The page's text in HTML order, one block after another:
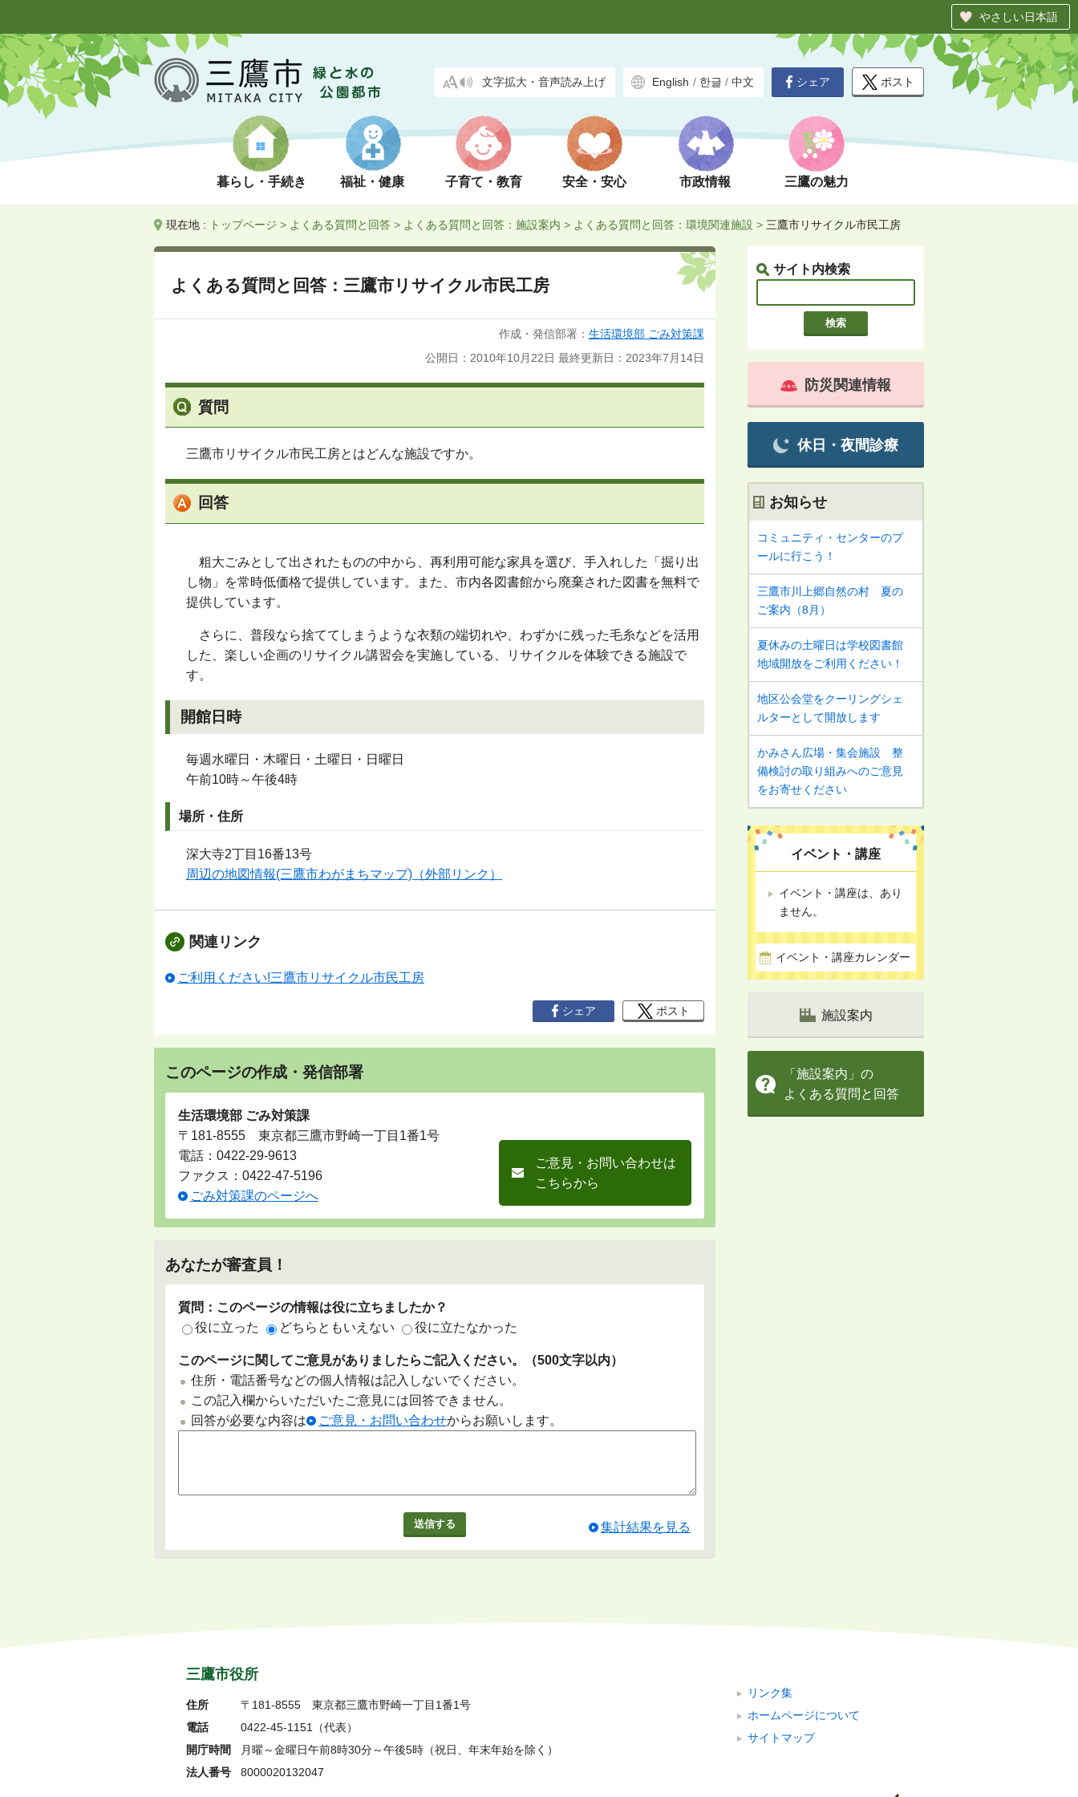
やさしい日本語
文字拡大・音声読み上げ English / 한글 / 中文
暮らし・手続き 福祉・健康 子育て・教育 安全・安心 市政情報 三鷹の魅力
シェア ポスト
現在地 : トップページ > よくある質問と回答 > よくある質問と回答：施設案内 > よくある質問と回答：環境関連施設 > 三鷹市リサイクル市民工房
サイト内検索
よくある質問と回答：三鷹市リサイクル市民工房
作成・発信部署： 生活環境部 ごみ対策課
公開日：2010年10月22日 最終更新日：2023年7月14日
質問
三鷹市リサイクル市民工房とはどんな施設ですか。
回答
粗大ごみとして出されたものの中から、再利用可能な家具を選び、手入れした「掘り出
し物」を常時低価格で提供しています。また、市内各図書館から廃棄された図書を無料で
提供しています。
さらに、普段なら捨ててしまうような衣類の端切れや、わずかに残った毛糸などを活用
した、楽しい企画のリサイクル講習会を実施している、リサイクルを体験できる施設で
す。
開館日時
毎週水曜日・木曜日・土曜日・日曜日
午前10時～午後4時
場所・住所
深大寺2丁目16番13号
周辺の地図情報(三鷹市わがまちマップ)（外部リンク）
関連リンク
ご利用ください!三鷹市リサイクル市民工房
シェア ポスト
このページの作成・発信部署
生活環境部 ごみ対策課
〒181-8555 東京都三鷹市野崎一丁目1番1号
電話： 0422-29-9613
ファクス：0422-47-5196
ごみ対策課のページへ
ご意見・お問い合わせは
こちらから
あなたが審査員！
質問：このページの情報は役に立ちましたか？
役に立った
どちらともいえない 役に立たなかった
このページに関してご意見がありましたらご記入ください。（500文字以内）
住所・電話番号などの個人情報は記入しないでください。
この記入欄からいただいたご意見には回答できません。
回答が必要な内容は
ご意見・お問い合わせからお願いします。
集計結果を見る
防災関連情報
休日・夜間診療
お知らせ
コミュニティ・センターのプ
ールに行こう！
三鷹市川上郷自然の村 夏の
ご案内（8月）
夏休みの土曜日は学校図書館
地域開放をご利用ください！
地区公会堂をクーリングシェ
ルターとして開放します
かみさん広場・集会施設 整
備検討の取り組みへのご意見
をお寄せください
イベント・講座
イベント・講座は、あり
ません。
イベント・講座カレンダー
施設案内
「施設案内」の
よくある質問と回答
リンク集
ホームページについて
サイトマップ
三鷹市役所
住所 〒181-8555 東京都三鷹市野崎一丁目1番1号
電話
0422-45-1151 （代表）
開庁時間
月曜～金曜日午前8時30分～午後5時（祝日、年末年始を除く）
法人番号
8000020132047